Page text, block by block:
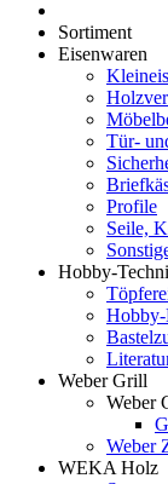
Sortiment
Eisenwaren
Tür-
Profile
Seile,
Hobby-
Weber Grill
Weber
Weber
WEKA Holz